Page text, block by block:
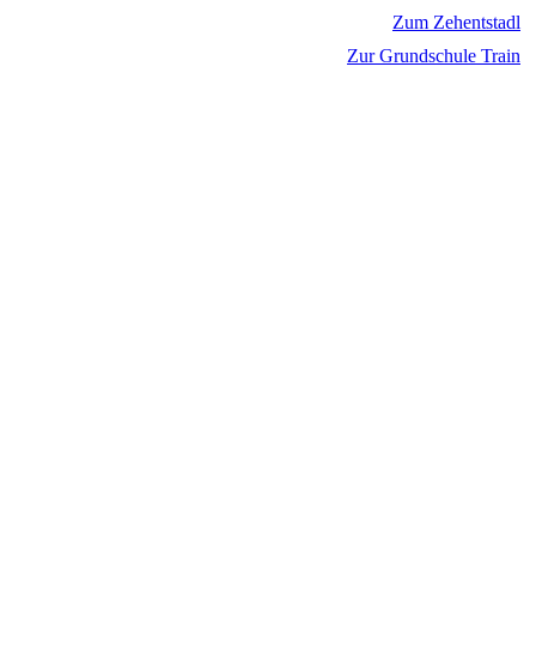
Zum Zehentstadl
Zur Grundschule Train